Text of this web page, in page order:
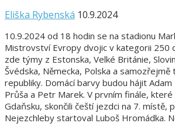
Eliška Rybenská 10.9.2024
10.9.2024 od 18 hodin se na stadionu
Mistrovství Evropy dvojic v kategorii 250
zde týmy z Estonska, Velké Británie,
Švédska, Německa, Polska a samozřejmě
republiky. Domácí barvy budou hájit
Průša a Petr Marek. V prvním finále,
Gdaňsku, skončili čeští jezdci na 7. místě,
Nejezchleby startoval Luboš Hromádka.